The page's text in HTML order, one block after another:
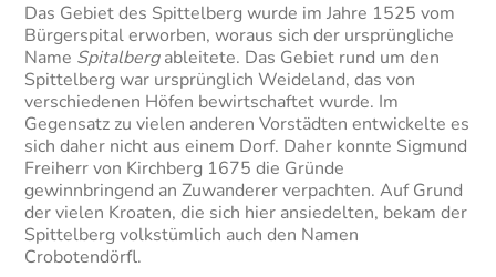
News
Das Gebiet des Spittelberg wurde im Jahre 1525 vom
Bürgerspital erworben, woraus sich der ursprüngliche
Name Spitalbergableitete. Das Gebiet rund um den
Spittelberg war ursprünglich Weideland, das von
verschiedenen Höfen bewirtschaftet wurde. Im
Gegensatz zu vielen anderen Vorstädten entwickelte es
sich daher nicht aus einem Dorf. Daher konnte Sigmund
Freiherr von Kirchberg 1675 die Gründe
gewinnbringend an Zuwanderer verpachten. Auf Grund
der vielen Kroaten, die sich hier ansiedelten, bekam der
Spittelberg volkstümlich auch den Namen
Crobotendörfl.